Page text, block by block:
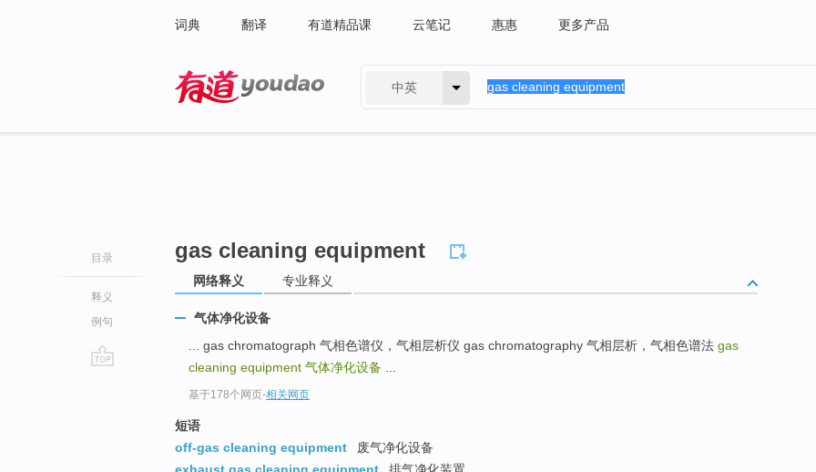
词典 翻译 有道精品课 云笔记 惠惠 更多产品
中英
目录
释义
例句
gas cleaning equipment
网络释义 专业释义
气体净化设备
... gas chromatograph 气相色谱仪，气相层析仪 gas chromatography 气相层析，气相色谱法 gas
cleaning equipment 气体净化设备
基于178个网页-相关网页
短语
off-gas cleaning equipment
废气净化设备